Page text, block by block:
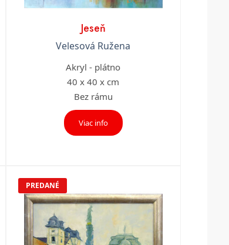
Jeseň
Velesová Ružena
Akryl - plátno
40 x 40 x cm
Bez rámu
Viac info
PREDANÉ